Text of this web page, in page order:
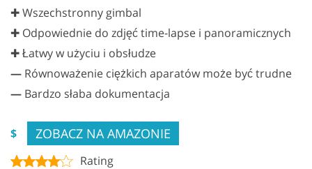
✚ Wszechstronny gimbal
✚ Odpowiednie do zdjęć time-lapse i panoramicznych
✚ Łatwy w użyciu i obsłudze
— Równoważenie ciężkich aparatów może być trudne
— Bardzo słaba dokumentacja
$ ZOBACZ NA AMAZONIE
Rating